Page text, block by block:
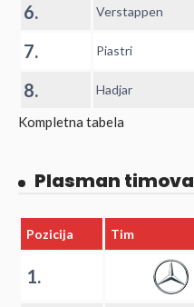
6. Verstappen
7. Piastri
8. Hadjar
Kompletna tabela
Plasman timova
Pozicija Tim
1.